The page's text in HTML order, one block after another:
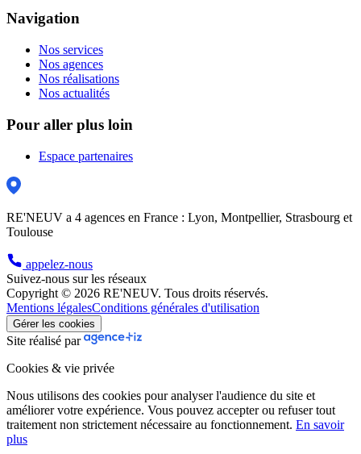
Navigation
Nos services
Nos agences
Nos réalisations
Nos actualités
Pour aller plus loin
Espace partenaires
RE'NEUV a 4 agences en France : Lyon, Montpellier, Strasbourg et
Toulouse
appelez-nous
Suivez-nous sur les réseaux
Copyright © 2026 RE'NEUV. Tous droits réservés.
Mentions légalesConditions générales d'utilisation
Gérer les cookies
Site réalisé par
Cookies & vie privée
Nous utilisons des cookies pour analyser l'audience du site et
améliorer votre expérience. Vous pouvez accepter ou refuser tout
traitement non strictement nécessaire au fonctionnement. En savoir
plus